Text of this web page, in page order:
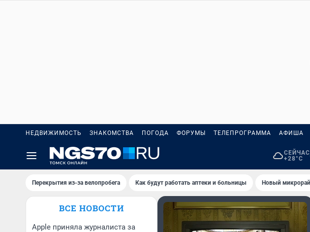
НЕДВИЖИМОСТЬ ЗНАКОМСТВА ПОГОДА ФОРУМЫ ТЕЛЕПРОГРАММА АФИША
СЕЙЧАС
+28°C
Перекрытия из-за велопробега Как будут работать аптеки и больницы Новый
ВСЕ НОВОСТИ
Apple приняла журналиста за